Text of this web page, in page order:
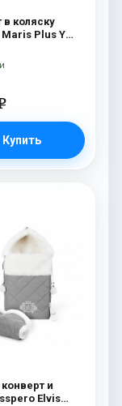
в коляску
Maris Plus Y
Купить
и
Elvis